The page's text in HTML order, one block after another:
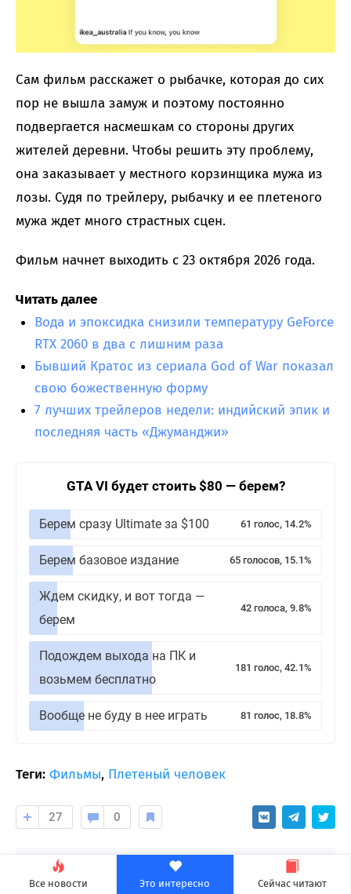
Все новости Это интересно Сейчас читают
Сам фильм расскажет о рыбачке, которая до сих
пор не вышла замуж и поэтому постоянно
подвергается насмешкам со стороны других
жителей деревни. Чтобы решить эту проблему,
она заказывает у местного корзинщика мужа из
лозы. Судя по трейлеру, рыбачку и ее плетеного
мужа ждет много страстных сцен.
Фильм начнет выходить с 23 октября 2026 года.
Читать далее
Вода и эпоксидка снизили температуру GeForce
RTX 2060 в два с лишним раза
Бывший Кратос из сериала God of War показал
свою божественную форму
7 лучших трейлеров недели: индийский эпик и
последняя часть «Джуманджи»
GTA VI будет стоить $80 — берем?
Берем сразу Ultimate за $100 61 голос, 14.2%
Берем базовое издание 65 голосов, 15.1%
Ждем скидку, и вот тогда —
берем
42 голоса, 9.8%
Подождем выхода на ПК и
возьмем бесплатно
181 голос, 42.1%
Вообще не буду в нее играть 81 голос, 18.8%
Теги: Фильмы, Плетеный человек
27 0
298 подписчиков
Подписаться на автора